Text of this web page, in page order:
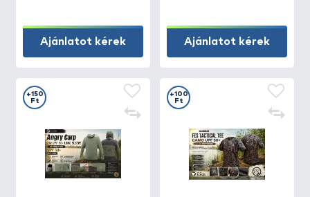
Ajánlatot kérek Ajánlatot kérek
+150
Ft
+100
Ft